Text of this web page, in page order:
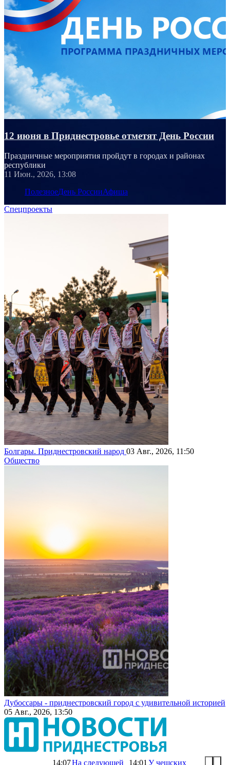
12 июня в Приднестровье отметят День России
Праздничные мероприятия пройдут в городах и районах
республики
11 Июн., 2026, 13:08
ПолезноеДень РоссииАфиша
Спецпроекты
Болгары. Приднестровский народ 03 Авг., 2026, 11:50
Общество
Дубоссары - приднестровский город с удивительной историей
05 Авг., 2026, 13:50
14:07На следующей
14:01 У чешских